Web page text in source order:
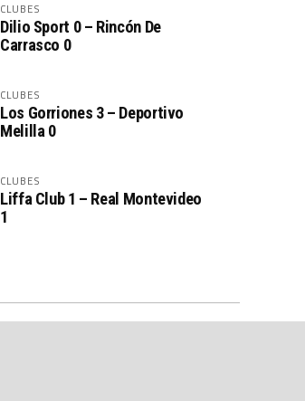
CLUBES
Dilio Sport 0 – Rincón De
Carrasco 0
CLUBES
Los Gorriones 3 – Deportivo
Melilla 0
CLUBES
Liffa Club 1 – Real Montevideo
1